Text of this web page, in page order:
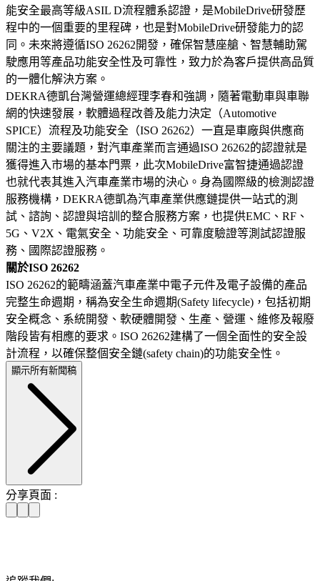
能安全最高等級ASIL D流程體系認證，是MobileDrive研發歷
程中的一個重要的里程碑，也是對MobileDrive研發能力的認
同。未來將遵循ISO 26262開發，確保智慧座艙、智慧輔助駕
駛應用等產品功能安全性及可靠性，致力於為客戶提供高品質
的一體化解決方案。
DEKRA德凱台灣營運總經理李春和強調，隨著電動車與車聯
網的快速發展，軟體過程改善及能力決定（Automotive
SPICE）流程及功能安全（ISO 26262）一直是車廠與供應商
關注的主要議題，對汽車產業而言通過ISO 26262的認證就是
獲得進入市場的基本門票，此次MobileDrive富智捷通過認證
也就代表其進入汽車產業市場的決心。身為國際級的檢測認證
服務機構，DEKRA德凱為汽車產業供應鏈提供一站式的測
試、諮詢、認證與培訓的整合服務方案，也提供EMC、RF、
5G、V2X、電氣安全、功能安全、可靠度驗證等測試認證服
務、國際認證服務。
關於ISO 26262
ISO 26262的範疇涵蓋汽車產業中電子元件及電子設備的產品
完整生命週期，稱為安全生命週期(Safety lifecycle)，包括初期
安全概念、系統開發、軟硬體開發、生產、營運、維修及報廢
階段皆有相應的要求。ISO 26262建構了一個全面性的安全設
計流程，以確保整個安全鏈(safety chain)的功能安全性。
顯示所有新聞稿
分享頁面 :